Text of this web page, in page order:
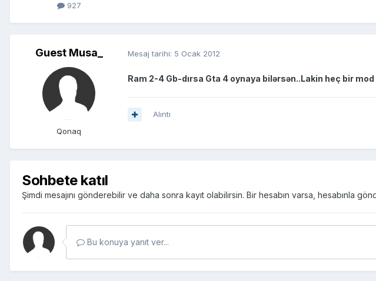
927
Guest Musa_
Qonaq
Mesaj tarihi: 5 Ocak 2012
Ram 2-4 Gb-dırsa Gta 4 oynaya bilərsən..Lakin heç bir
Alıntı
Sohbete katıl
Şimdi mesajını gönderebilir ve daha sonra kayıt olabilirsin. Bir hesabın varsa, hesabınla
Bu konuya yanıt ver...